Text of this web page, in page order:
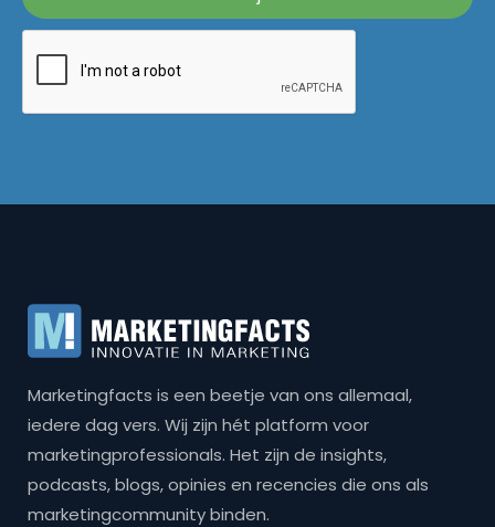
Marketingfacts is een beetje van ons allemaal,
iedere dag vers. Wij zijn hét platform voor
marketingprofessionals. Het zijn de insights,
podcasts, blogs, opinies en recencies die ons als
marketingcommunity binden.